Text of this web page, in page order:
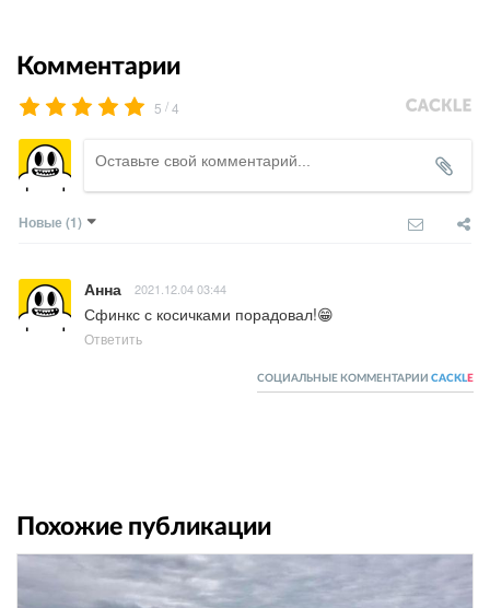
Комментарии
5 /4
Новые (1)
Анна 2021.12.04 03:44
Сфинкс с косичками порадовал!😁
Ответить
СОЦИАЛЬНЫЕ КОММЕНТАРИИ CACKL E
Похожие публикации